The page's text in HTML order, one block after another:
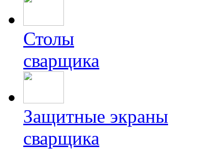
Столы
сварщика
Защитные экраны
сварщика